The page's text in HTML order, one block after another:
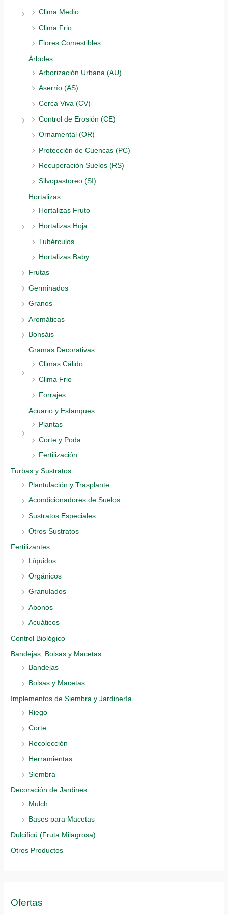
Clima Medio
Clima Frio
Flores Comestibles
Árboles
Arborización Urbana (AU)
Aserrío (AS)
Cerca Viva (CV)
Control de Erosión (CE)
Ornamental (OR)
Protección de Cuencas (PC)
Recuperación Suelos (RS)
Silvopastoreo (SI)
Hortalizas
Hortalizas Fruto
Hortalizas Hoja
Tubérculos
Hortalizas Baby
Frutas
Germinados
Granos
Aromáticas
Bonsáis
Gramas Decorativas
Climas Cálido
Clima Frio
Forrajes
Acuario y Estanques
Plantas
Corte y Poda
Fertilización
Turbas y Sustratos
Plantulación y Trasplante
Acondicionadores de Suelos
Sustratos Especiales
Otros Sustratos
Fertilizantes
Líquidos
Orgánicos
Granulados
Abonos
Acuáticos
Control Biológico
Bandejas, Bolsas y Macetas
Bandejas
Bolsas y Macetas
Implementos de Siembra y Jardinería
Riego
Corte
Recolección
Herramientas
Siembra
Decoración de Jardines
Mulch
Bases para Macetas
Dulcificú (Fruta Milagrosa)
Otros Productos
Ofertas